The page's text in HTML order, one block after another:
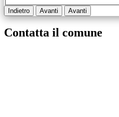
Indietro Avanti Avanti
Contatta il comune